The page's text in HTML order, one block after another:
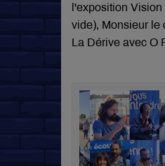
l'exposition
vide), Monsieur le
La Dérive avec O